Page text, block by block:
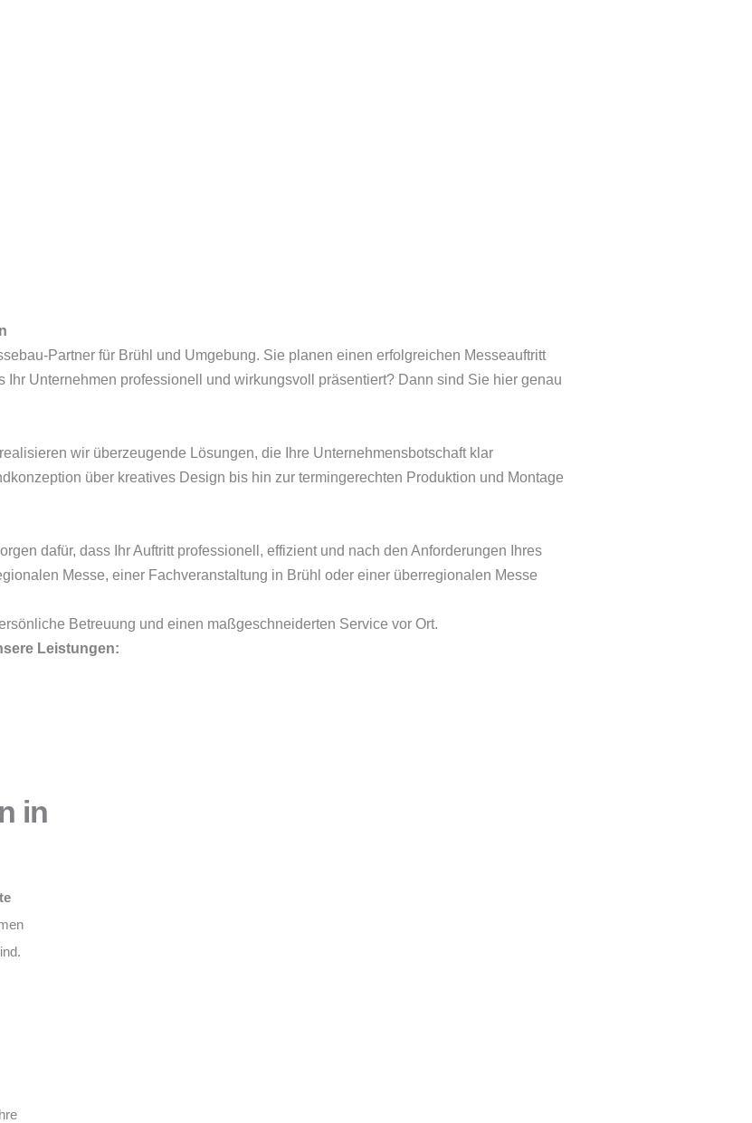
Partner für Brühl und Umgebung. Sie planen einen erfolgreichen Messeauftritt
Unternehmen professionell und wirkungsvoll präsentiert? Dann sind Sie hier genau
wir überzeugende Lösungen, die Ihre Unternehmensbotschaft klar
über kreatives Design bis hin zur termingerechten Produktion und Montage
dafür, dass Ihr Auftritt professionell, effizient und nach den Anforderungen Ihres
Messe, einer Fachveranstaltung in Brühl oder einer überregionalen Messe
Betreuung und einen maßgeschneiderten Service vor Ort.
Leistungen:
in